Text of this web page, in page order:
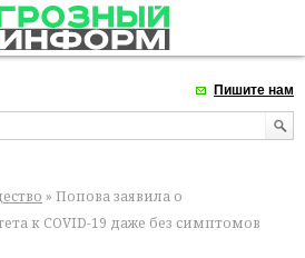
Пишите нам
» Попова заявила о
к COVID-19 даже без симптомов